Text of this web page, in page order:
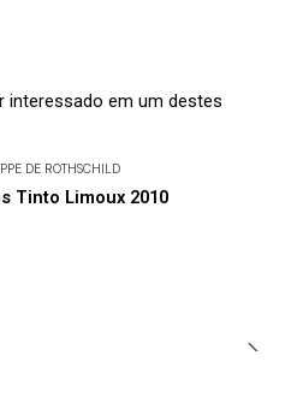
interessado em um destes
DE ROTHSCHILD
Tinto Limoux 2010